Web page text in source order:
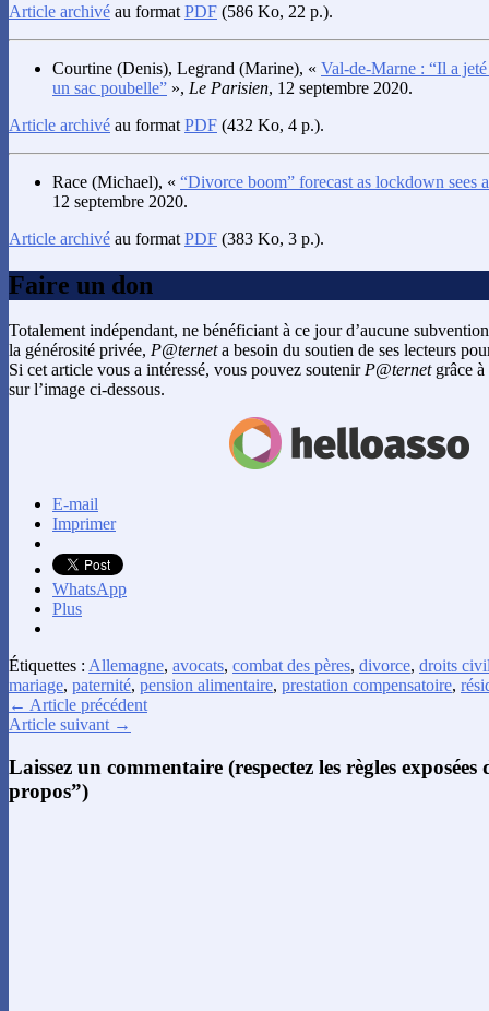
Article archivé au format PDF (586 Ko, 22 p.).
Courtine (Denis), Legrand (Marine), « Val-de-Marne : “Il a
un sac poubelle” », Le Parisien, 12 septembre 2020.
Article archivé au format PDF (432 Ko, 4 p.).
Race (Michael), « “Divorce boom” forecast as lockdown sees
12 septembre 2020.
Article archivé au format PDF (383 Ko, 3 p.).
Faire un don
Totalement indépendant, ne bénéficiant à ce jour d’aucune
la générosité privée, P@terneta besoin du soutien de ses lecteurs
Si cet article vous a intéressé, vous pouvez soutenirP@ternetgrâce à
sur l’image ci-dessous.
E-mail
Imprimer
WhatsApp
Plus
Étiquettes : Allemagne, avocats, combat des pères, divorce, droits
mariage, paternité, pension alimentaire, prestation compensatoire,
← Article précédent
Article suivant →
Laissez un commentaire (respectez les règles
propos”)